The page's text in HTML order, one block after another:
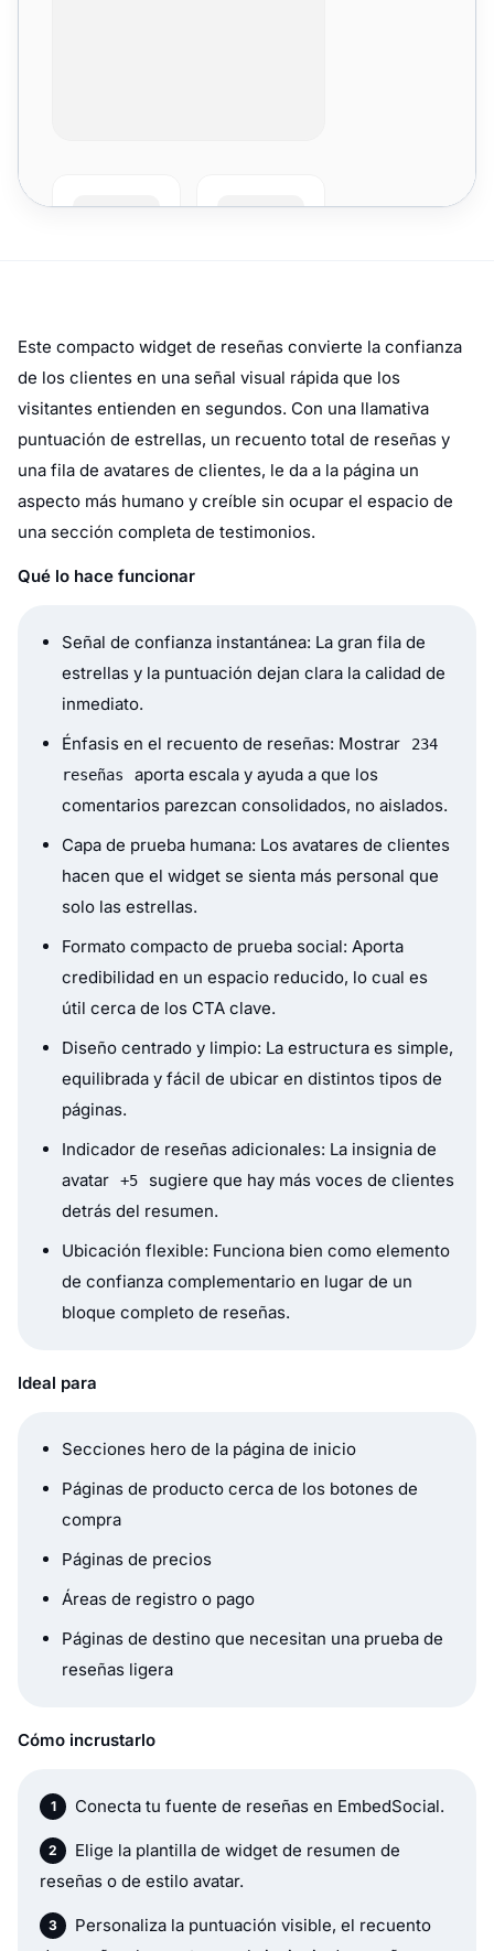
Este compacto widget de reseñas convierte la confianza
de los clientes en una señal visual rápida que los
visitantes entienden en segundos. Con una llamativa
puntuación de estrellas, un recuento total de reseñas y
una fila de avatares de clientes, le da a la página un
aspecto más humano y creíble sin ocupar el espacio de
una sección completa de testimonios.
Qué lo hace funcionar
Señal de confianza instantánea: La gran fila de
estrellas y la puntuación dejan clara la calidad de
inmediato.
Énfasis en el recuento de reseñas: Mostrar
234
reseñas
aporta escala y ayuda a que los
comentarios parezcan consolidados, no aislados.
Capa de prueba humana: Los avatares de clientes
hacen que el widget se sienta más personal que
solo las estrellas.
Formato compacto de prueba social: Aporta
credibilidad en un espacio reducido, lo cual es
útil cerca de los CTA clave.
Diseño centrado y limpio: La estructura es simple,
equilibrada y fácil de ubicar en distintos tipos de
páginas.
Indicador de reseñas adicionales: La insignia de
avatar
+5
sugiere que hay más voces de clientes
detrás del resumen.
Ubicación flexible: Funciona bien como elemento
de confianza complementario en lugar de un
bloque completo de reseñas.
Ideal para
Secciones hero de la página de inicio
Páginas de producto cerca de los botones de
compra
Páginas de precios
Áreas de registro o pago
Páginas de destino que necesitan una prueba de
reseñas ligera
Cómo incrustarlo
Conecta tu fuente de reseñas en EmbedSocial.
Elige la plantilla de widget de resumen de
reseñas o de estilo avatar.
Personaliza la puntuación visible, el recuento